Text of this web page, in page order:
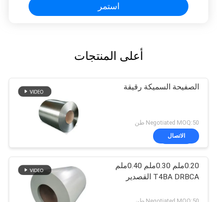
استمر
أعلى المنتجات
الصفيحة السميكة رقيقة
Negotiated MOQ:50 طن
الاتصال
0.20ملم 0.30ملم 0.40ملم
T4BA DRBCA القصدير